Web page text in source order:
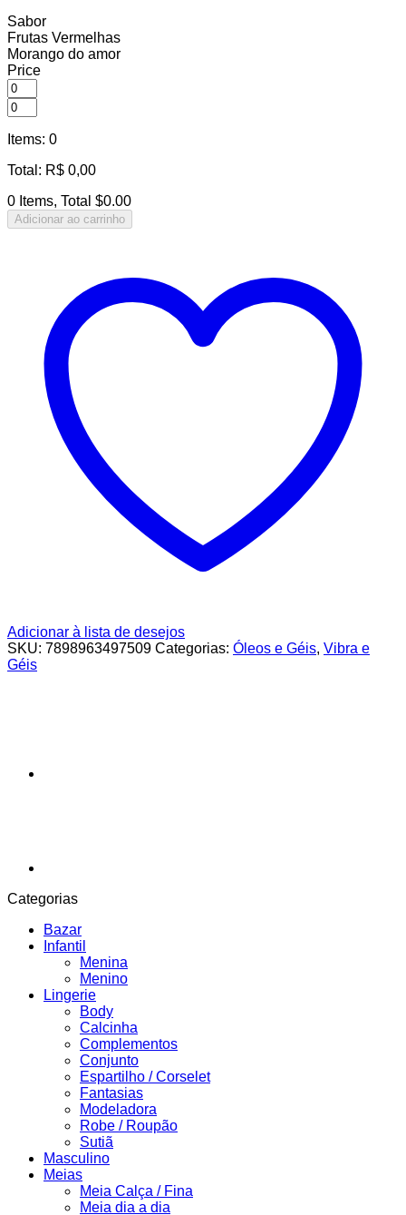
Sabor
Frutas Vermelhas
Morango do amor
Price
Items: 0
Total : R$ 0,00
0 Items, Total $0.00
Adicionar ao carrinho
Adicionar à lista de desejos
SKU: 7898963497509 Categorias: Óleos e Géis, Vibra e
Géis
Categorias
Bazar
Infantil
Menina
Menino
Lingerie
Body
Calcinha
Complementos
Conjunto
Espartilho / Corselet
Fantasias
Modeladora
Robe / Roupão
Sutiã
Masculino
Meias
Meia Calça / Fina
Meia dia a dia